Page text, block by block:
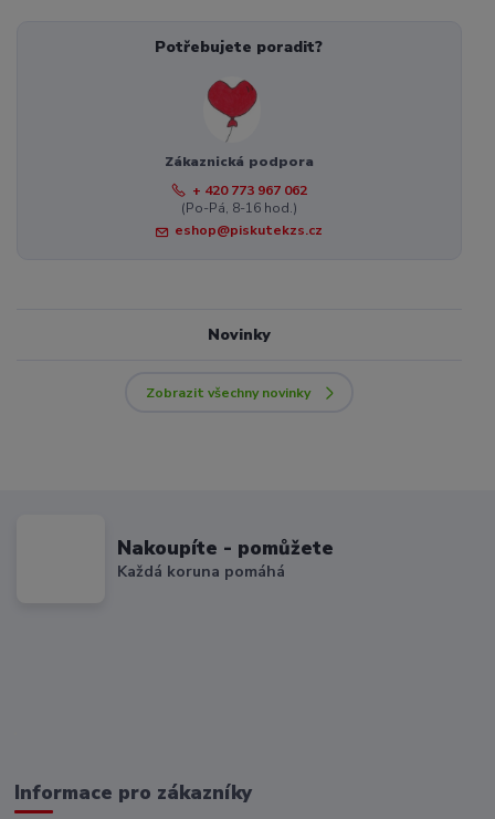
Potřebujete poradit?
Zákaznická podpora
+ 420 773 967 062
(Po-Pá, 8-16 hod.)
eshop@piskutekzs.cz
Novinky
Zobrazit všechny novinky
Nakoupíte - pomůžete
Každá koruna pomáhá
Informace pro zákazníky